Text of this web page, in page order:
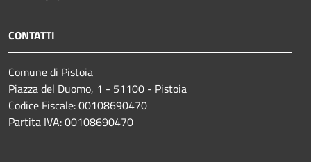
CONTATTI
Comune di Pistoia
Piazza del Duomo, 1 - 51100 - Pistoia
Codice Fiscale: 00108690470
Partita IVA: 00108690470